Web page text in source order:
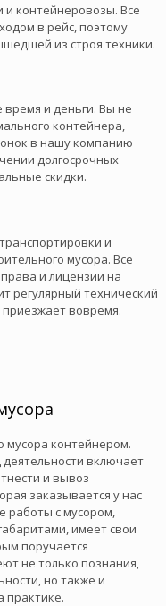
и контейнеровозы. Все
в рейс, поэтому
из строя техники.
и деньги. Вы не
контейнера,
в нашу компанию
долгосрочных
скидки.
и
мусора. Все
и лицензии на
регулярный технический
вовремя.
мусора контейнером.
включает
и вывоз
заказывается у нас
работы с мусором,
имеет свои
поручается
не только познания,
но также и
практике.